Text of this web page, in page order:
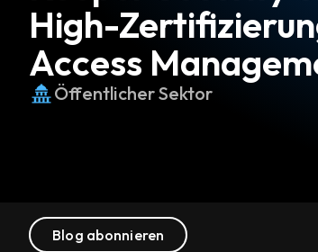
High-
Access
Öffentlicher Sektor
Blog abonnieren